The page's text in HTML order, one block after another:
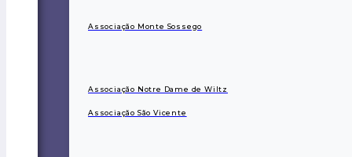
Associação Monte Sossego
Associação Notre Dame de Wiltz
Associação São Vicente